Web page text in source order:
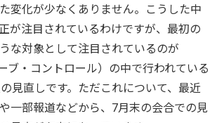
変化が少なくありません。こうした中
が注目されているわけですが、最初の
な対象として注目されているのが
ブ・コントロール）の中で行われている
見直しです。ただこれについて、最近
一部報道などから、7月末の会合での見